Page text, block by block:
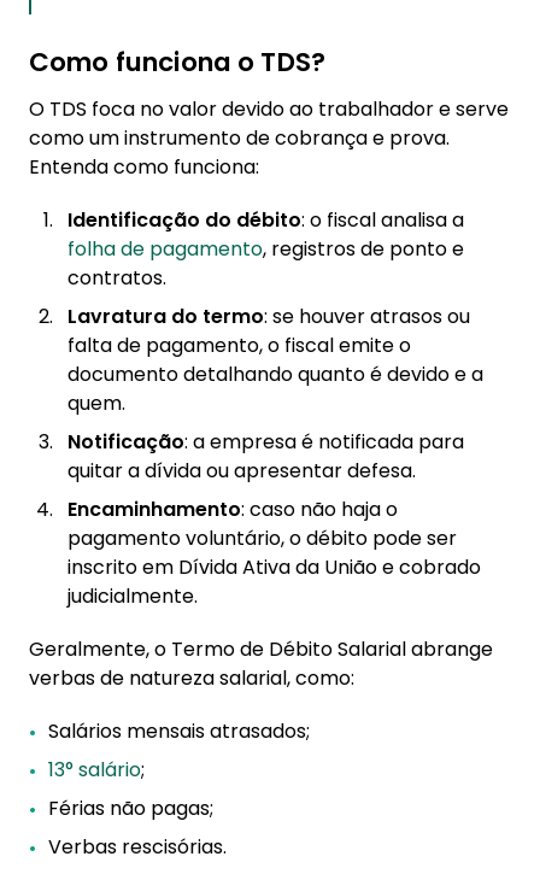
Como funciona o TDS?
O TDS foca no valor devido ao trabalhador e serve
como um instrumento de cobrança e prova.
Entenda como funciona:
Identificação do débito: o fiscal analisa a
folha de pagamento, registros de ponto e
contratos.
Lavratura do termo: se houver atrasos ou
falta de pagamento, o fiscal emite o
documento detalhando quanto é devido e a
quem.
Notificação: a empresa é notificada para
quitar a dívida ou apresentar defesa.
Encaminhamento: caso não haja o
pagamento voluntário, o débito pode ser
inscrito em Dívida Ativa da União e cobrado
judicialmente.
Geralmente, o Termo de Débito Salarial abrange
verbas de natureza salarial, como:
Salários mensais atrasados;
13° salário;
Férias não pagas;
Verbas rescisórias.